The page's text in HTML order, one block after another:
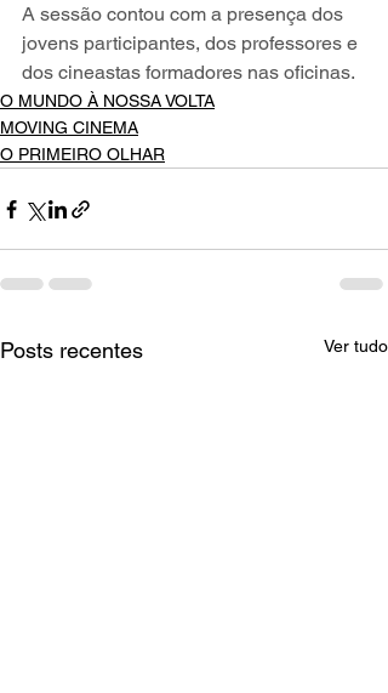
A sessão contou com a presença dos
jovens participantes, dos professores e
dos cineastas formadores nas oficinas.
O MUNDO À NOSSA VOLTA
MOVING CINEMA
O PRIMEIRO OLHAR
Posts recentes Ver tudo